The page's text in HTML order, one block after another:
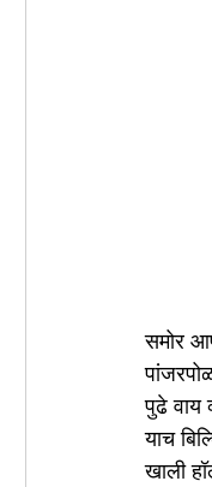
समोर
पुढे वाय
याच
खाली